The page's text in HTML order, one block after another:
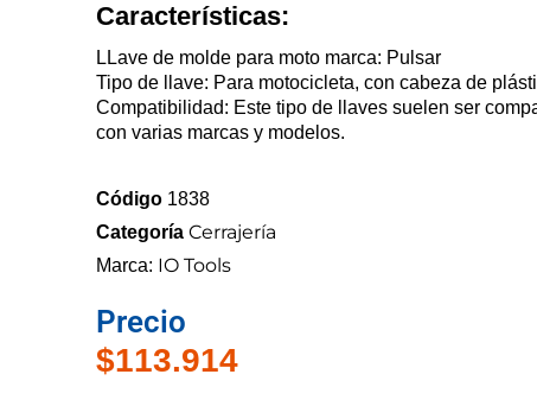
Características:
LLave de molde para moto marca: Pulsar
Tipo de llave: Para motocicleta, con cabeza de
Compatibilidad: Este tipo de llaves suelen ser
con varias marcas y modelos.
Código 1838
Categoría Cerrajería
Marca: IO Tools
Precio
$113.914